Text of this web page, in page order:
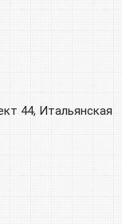
44, Итальянская